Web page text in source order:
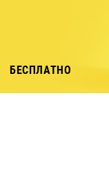
БЕСПЛАТНО